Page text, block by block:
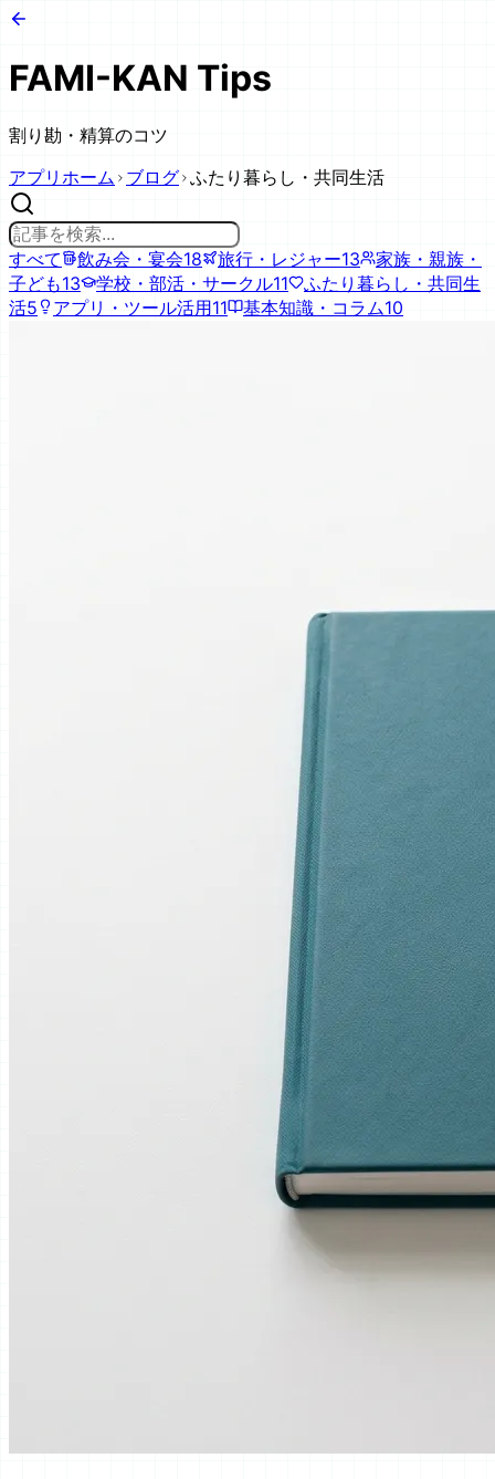
FAMI-KAN Tips
割り勘・精算のコツ
アプリホーム
ブログ ふたり暮らし・共同生活
すべて 飲み会・宴会18 旅行・レジャー13
家族・親族・
子ども13 学校・部活・サークル11
ふたり暮らし・共同生
活5 アプリ・ツール活用11 基本知識・コラム10